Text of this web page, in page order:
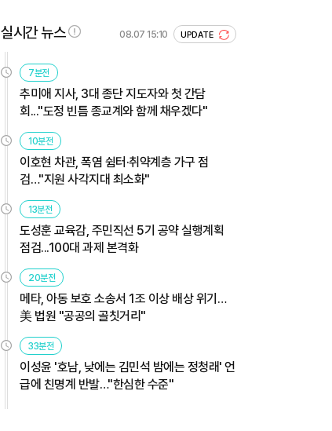
실시간 뉴스 08.07 15:10 UPDATE
7분전
추미애 지사, 3대 종단 지도자와 첫 간담
회..."도정 빈틈 종교계와 함께 채우겠다"
10분전
이호현 차관, 폭염 쉼터·취약계층 가구 점
검…"지원 사각지대 최소화"
13분전
도성훈 교육감, 주민직선 5기 공약 실행계획
점검...100대 과제 본격화
20분전
메타, 아동 보호 소송서 1조 이상 배상 위기…
美 법원 "공공의 골칫거리"
33분전
이성윤 '호남, 낮에는 김민석 밤에는 정청래' 언
급에 친명계 반발…"한심한 수준"